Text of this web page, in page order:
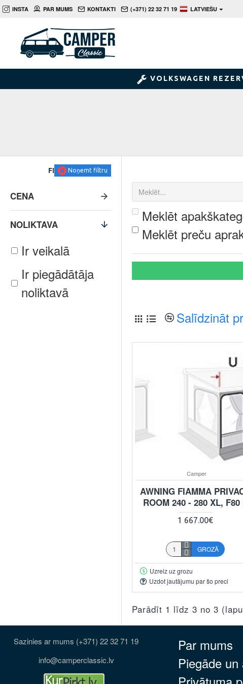
INSTA PAR MUMS KONTAKTI (+371) 22 32 71 19 LATVIEŠU
VOLKSWAGEN
FILTRSNoņemt filtru
CENA
NOLIKTAVA
Ir veikalā
Ir piegādātāja
noliktavā
Meklēt
Meklēt preču
Salīdzināt
Camper
AWNING FIAMMA
ROOM 240 - 280 XL, F80
1 667.00€
GROZĀ
Uzreiz uz grozu
Uzdot jautājumu par šo preci
Parādīt 1 līdz 3 no 3
Sazinies ar mums (+371) 22 32 71 19
info@camperclassic.lv
Par mums
Piegāde